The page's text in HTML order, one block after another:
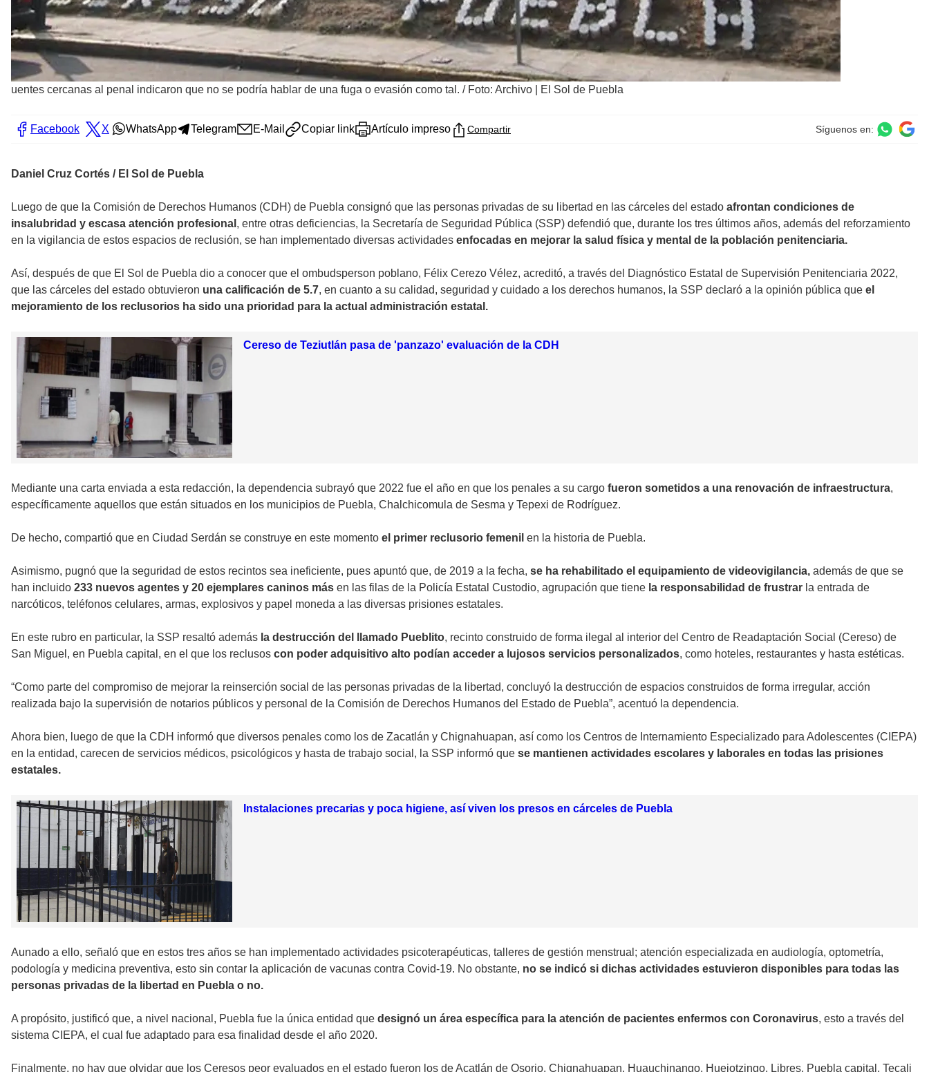
uentes cercanas al penal indicaron que no se podría hablar de una fuga o evasión como tal. / Foto: Archivo | El Sol de Puebla
Facebook X WhatsApp Telegram E-Mail Copiar link Artículo impreso Compartir Síguenos en:
Daniel Cruz Cortés / El Sol de Puebla
Luego de que la Comisión de Derechos Humanos (CDH) de Puebla consignó que las personas privadas de su libertad en las cárceles del estado afrontan condiciones de
insalubridad y escasa atención profesional , entre otras deficiencias, la Secretaría de Seguridad Pública (SSP) defendió que, durante los tres últimos años, además del reforzamiento
en la vigilancia de estos espacios de reclusión, se han implementado diversas actividades enfocadas en mejorar la salud física y mental de la población penitenciaria.
Así, después de que El Sol de Puebla dio a conocer que el ombudsperson poblano, Félix Cerezo Vélez, acreditó, a través del Diagnóstico Estatal de Supervisión Penitenciaria 2022,
que las cárceles del estado obtuvieron una calificación de 5.7, en cuanto a su calidad, seguridad y cuidado a los derechos humanos, la SSP declaró a la opinión pública que el
mejoramiento de los reclusorios ha sido una prioridad para la actual administración estatal.
Cereso de Teziutlán pasa de 'panzazo' evaluación de la CDH
Mediante una carta enviada a esta redacción, la dependencia subrayó que 2022 fue el año en que los penales a su cargo fueron sometidos a una renovación de infraestructura,
específicamente aquellos que están situados en los municipios de Puebla, Chalchicomula de Sesma y Tepexi de Rodríguez.
De hecho, compartió que en Ciudad Serdán se construye en este momento el primer reclusorio femenil en la historia de Puebla.
Asimismo, pugnó que la seguridad de estos recintos sea ineficiente, pues apuntó que, de 2019 a la fecha, se ha rehabilitado el equipamiento de videovigilancia, además de que se
han incluido 233 nuevos agentes y 20 ejemplares caninos más en las filas de la Policía Estatal Custodio, agrupación que tiene la responsabilidad de frustrar la entrada de
narcóticos, teléfonos celulares, armas, explosivos y papel moneda a las diversas prisiones estatales.
En este rubro en particular, la SSP resaltó además la destrucción del llamado Pueblito, recinto construido de forma ilegal al interior del Centro de Readaptación Social (Cereso) de
San Miguel, en Puebla capital, en el que los reclusos con poder adquisitivo alto podían acceder a lujosos servicios personalizados, como hoteles, restaurantes y hasta estéticas.
“Como parte del compromiso de mejorar la reinserción social de las personas privadas de la libertad, concluyó la destrucción de espacios construidos de forma irregular, acción
realizada bajo la supervisión de notarios públicos y personal de la Comisión de Derechos Humanos del Estado de Puebla”, acentuó la dependencia.
Ahora bien, luego de que la CDH informó que diversos penales como los de Zacatlán y Chignahuapan, así como los Centros de Internamiento Especializado para Adolescentes (CIEPA)
en la entidad, carecen de servicios médicos, psicológicos y hasta de trabajo social, la SSP informó que se mantienen actividades escolares y laborales en todas las prisiones
estatales.
Instalaciones precarias y poca higiene, así viven los presos en cárceles de Puebla
Aunado a ello, señaló que en estos tres años se han implementado actividades psicoterapéuticas, talleres de gestión menstrual; atención especializada en audiología, optometría,
podología y medicina preventiva, esto sin contar la aplicación de vacunas contra Covid-19. No obstante, no se indicó si dichas actividades estuvieron disponibles para todas las
personas privadas de la libertad en Puebla o no.
A propósito, justificó que, a nivel nacional, Puebla fue la única entidad que designó un área específica para la atención de pacientes enfermos con Coronavirus, esto a través del
sistema CIEPA, el cual fue adaptado para esa finalidad desde el año 2020.
Finalmente, no hay que olvidar que los Ceresos peor evaluados en el estado fueron los de Acatlán de Osorio, Chignahuapan, Huauchinango, Huejotzingo, Libres, Puebla capital, Tecali